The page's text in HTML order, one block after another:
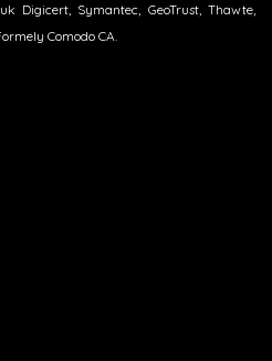
Digicert, Symantec, GeoTrust, Thawte,
Comodo CA.